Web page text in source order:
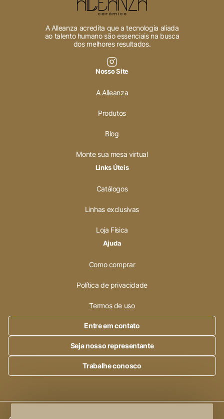
A Alleanza acredita que a tecnologia aliada
ao talento humano são essenciais na busca
dos melhores resultados.
Nosso Site
A Alleanza
Produtos
Blog
Monte sua mesa virtual
Links Úteis
Catálogos
Linhas exclusivas
Loja Física
Ajuda
Como comprar
Política de privacidade
Termos de uso
Entre em contato
Seja nosso representante
Trabalhe conosco